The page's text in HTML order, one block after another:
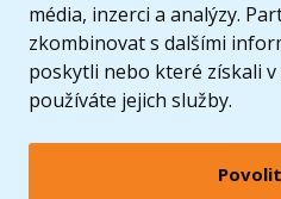
média, inzerci a analýzy.
zkombinovat s dalšími
poskytli nebo které získali
používáte jejich služby.